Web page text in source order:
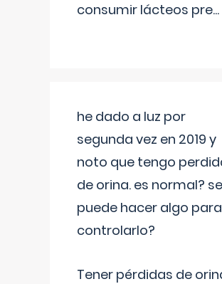
consumir lácteos pre...
he dado a luz por
segunda vez en 2019 y
noto que tengo
de orina. es normal? se
puede hacer algo para
controlarlo?
Tener pérdidas de